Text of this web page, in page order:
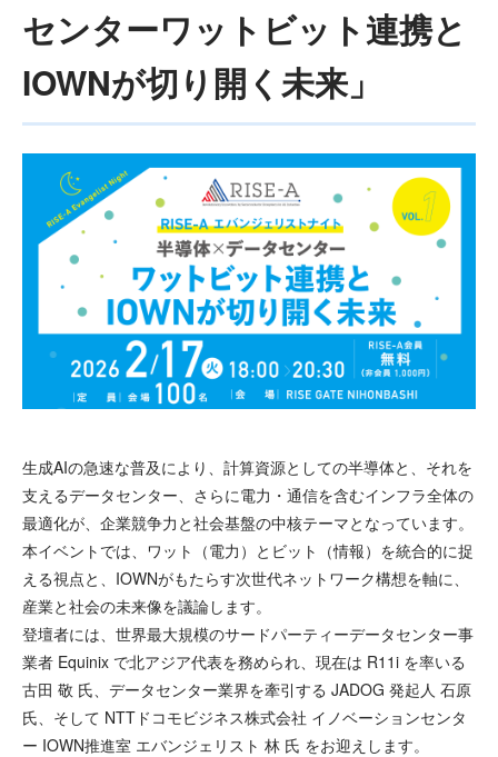
センターワットビット連携と
IOWNが切り開く未来」
生成AIの急速な普及により、計算資源としての半導体と、それを
支えるデータセンター、さらに電力・通信を含むインフラ全体の
最適化が、企業競争力と社会基盤の中核テーマとなっています。
本イベントでは、ワット（電力）とビット（情報）を統合的に捉
える視点と、IOWNがもたらす次世代ネットワーク構想を軸に、
産業と社会の未来像を議論します。
登壇者には、世界最大規模のサードパーティーデータセンター事
業者 Equinix で北アジア代表を務められ、現在は R11i を率いる
古田 敬 氏、データセンター業界を牽引する JADOG 発起人 石原
氏、そして NTTドコモビジネス株式会社 イノベーションセンタ
ー IOWN推進室 エバンジェリスト 林 氏 をお迎えします。